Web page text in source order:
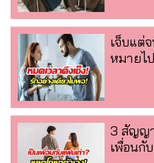
เจ็บแต่
หมายไ
3 สัญญ
เพื่อนกั